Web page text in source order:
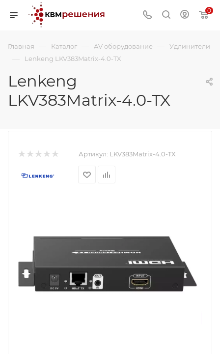
0
Главная — Каталог — AV оборудование — Удлинители
— Lenkeng LKV383Matrix-4.0-TX
Lenkeng
LKV383Matrix-4.0-TX
Артикул: LKV383Matrix-4.0-TX